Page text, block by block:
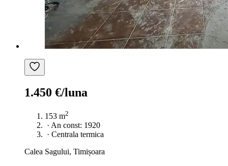
1.450 €/luna
153 m2
· An const: 1920
· Centrala termica
Calea Sagului, Timișoara